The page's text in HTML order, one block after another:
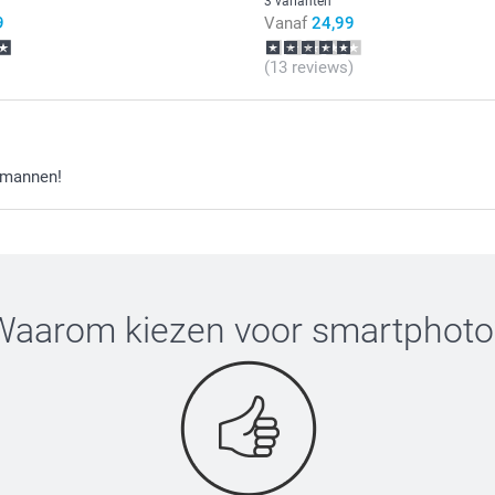
Vanaf 24,99
(13 reviews)
kiezen voor smartphoto